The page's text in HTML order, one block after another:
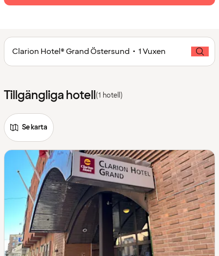
Clarion Hotel® Grand Östersund • 1 Vuxen
Tillgängliga hotell(1 hotell)
Se karta